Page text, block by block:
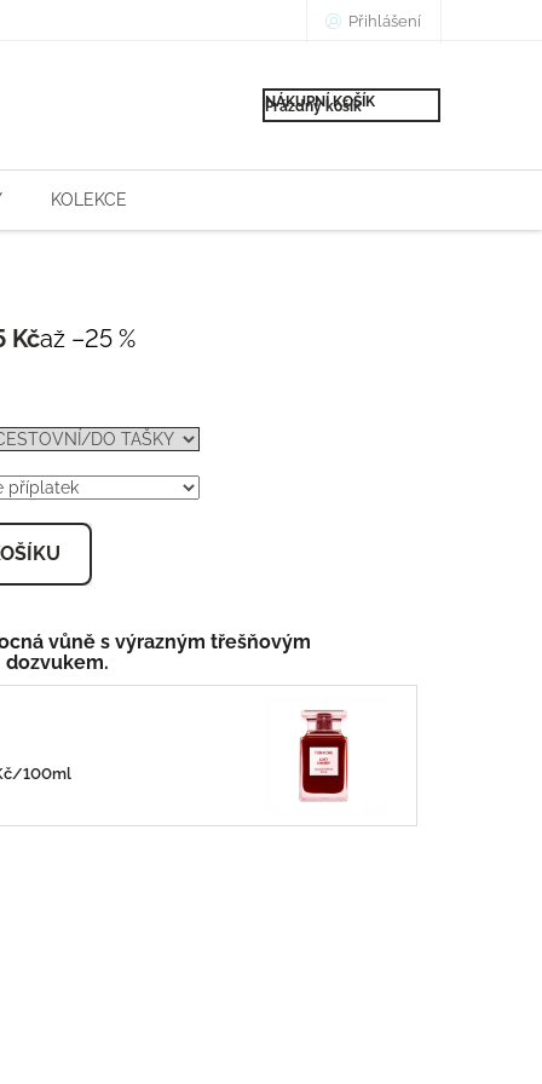
Přihlášení
NÁKUPNÍ KOŠÍK
Prázdný košík
KOLEKCE
až –25 %
KčMěrná
vůně s výrazným třešňovým
100ml